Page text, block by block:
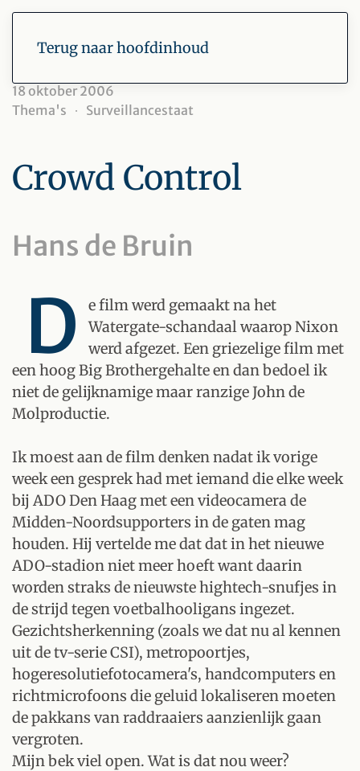
Terug naar hoofdinhoud
18 oktober 2006
Thema's
Surveillancestaat
Crowd Control
Hans de Bruin
D
e film werd gemaakt na het
Watergate-schandaal waarop Nixon
werd afgezet. Een griezelige film met
een hoog Big Brothergehalte en dan bedoel ik
niet de gelijknamige maar ranzige John de
Molproductie.
Ik moest aan de film denken nadat ik vorige
week een gesprek had met iemand die elke week
bij ADO Den Haag met een videocamera de
Midden-Noordsupporters in de gaten mag
houden. Hij vertelde me dat dat in het nieuwe
ADO-stadion niet meer hoeft want daarin
worden straks de nieuwste hightech-snufjes in
de strijd tegen voetbalhooligans ingezet.
Gezichtsherkenning (zoals we dat nu al kennen
uit de tv-serie CSI), metropoortjes,
hogeresolutiefotocamera's, handcomputers en
richtmicrofoons die geluid lokaliseren moeten
de pakkans van raddraaiers aanzienlijk gaan
vergroten.
Mijn bek viel open. Wat is dat nou weer?